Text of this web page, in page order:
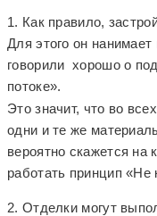
1. Как правило,
Для этого он
говорили хорошо о
потоке».
Это значит, что во
одни и те же
вероятно скажется на
работать принцип «Не
2. Отделки могут